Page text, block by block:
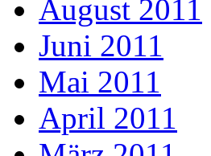
August 2011
Juni 2011
Mai 2011
April 2011